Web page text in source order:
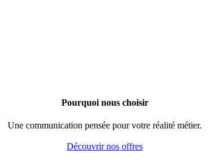
Pourquoi nous choisir
Une communication pensée pour votre réalité métier.
Découvrir nos offres